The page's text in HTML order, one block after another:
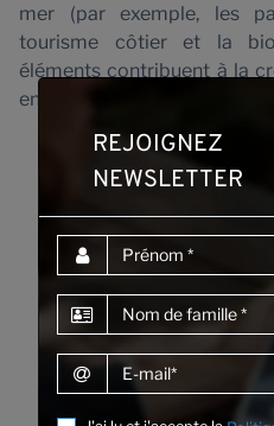
mer (par exemple, les
tourisme côtier et la
éléments contribuent à la
en préservant les
Pêches et aquaculture
Transport maritime
Tourisme côtier et
Énergie renouvelable
Biotechnologie marine
Expédition et ports
Exploitation minière
Conservation marine
NEWSLETTER
Prénom
Nom de famille
E-mail